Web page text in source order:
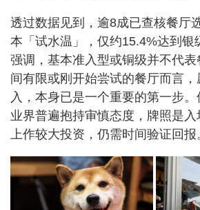
透过数据见到，逾8成已查核餐厅
本「试水温」，仅约15.4%达到银
强调，基本准入型或铜级并不代
间有限或刚开始尝试的餐厅而言
入，本身已是一个重要的第一步
业界普遍抱持审慎态度，牌照是
上作较大投资，仍需时间验证回报